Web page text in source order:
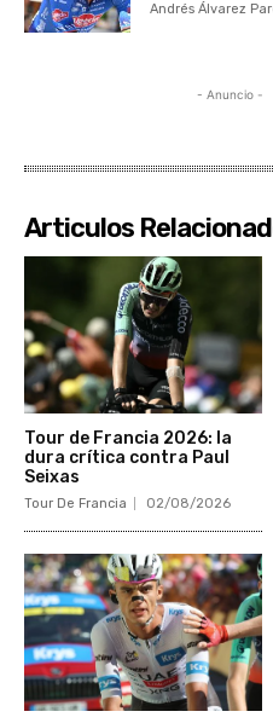
Andrés Álvarez
- Anuncio -
Articulos
Tour de Francia 2026: la
dura crítica contra Paul
Seixas
Tour De Francia 02/08/2026